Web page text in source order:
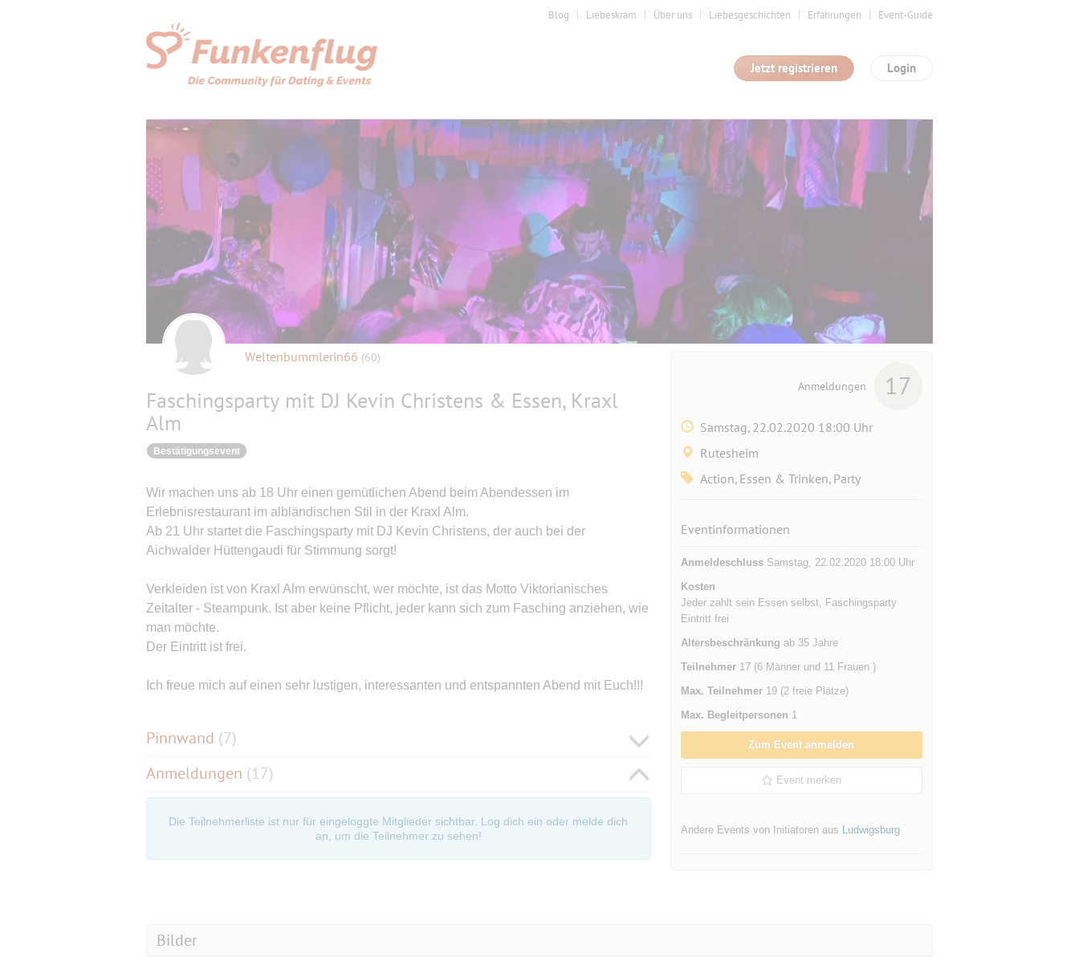
Blog Liebeskram Über uns Liebesgeschichten Erfahrungen Event-Guide
Login
Jetzt registrieren
Weltenbummlerin66 (60)
Faschingsparty mit DJ Kevin Christens & Essen, Kraxl
Alm
Bestätigungsevent
Wir machen uns ab 18 Uhr einen gemütlichen Abend beim Abendessen im
Erlebnisrestaurant im albländischen Stil in der Kraxl Alm.
Ab 21 Uhr startet die Faschingsparty mit DJ Kevin Christens, der auch bei der
Aichwalder Hüttengaudi für Stimmung sorgt!
Verkleiden ist von Kraxl Alm erwünscht, wer möchte, ist das Motto Viktorianisches
Zeitalter - Steampunk. Ist aber keine Pflicht, jeder kann sich zum Fasching anziehen, wie
man möchte.
Der Eintritt ist frei.
Ich freue mich auf einen sehr lustigen, interessanten und entspannten Abend mit Euch!!!
Pinnwand (7)
Anmeldungen (17)
Die Teilnehmerliste ist nur für eingeloggte Mitglieder sichtbar. Log dich ein oder melde dich
an, um die Teilnehmer zu sehen!
Anmeldungen 17
Samstag, 22.02.2020 18:00 Uhr
Rutesheim
Action, Essen & Trinken, Party
Eventinformationen
AnmeldeschlussSamstag, 22.02.2020 18:00 Uhr
Kosten
Jeder zahlt sein Essen selbst, Faschingsparty
Eintritt frei
Altersbeschränkung ab 35 Jahre
Teilnehmer17 (6 Männer und 11 Frauen )
Max. Teilnehmer19 (2 freie Plätze)
Max. Begleitpersonen 1
Zum Event anmelden
Event merken
Andere Events von Initiatoren aus Ludwigsburg
Bilder